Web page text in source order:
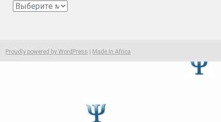
Архивы
Proudly powered by WordPress | Made In Africa